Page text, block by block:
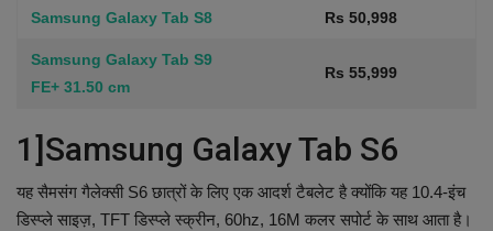
Samsung Galaxy Tab S8 Rs 50,998
Samsung Galaxy Tab S9
FE+ 31.50 cm
Rs 55,999
1]Samsung Galaxy Tab S6
यह सैमसंग गैलेक्सी S6 छात्रों के लिए एक आदर्श टैबलेट है क्योंकि यह 10.4-इंच
डिस्प्ले साइज़, TFT डिस्प्ले स्क्रीन, 60hz, 16M कलर सपोर्ट के साथ आता है।